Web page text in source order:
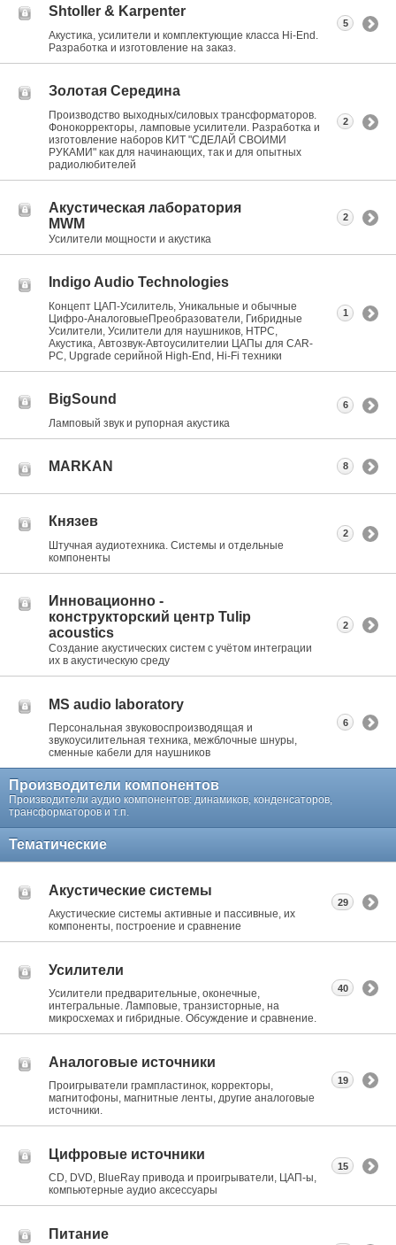
Shtoller & Karpenter
Акустика, усилители и комплектующие класса Hi-End.
Разработка и изготовление на заказ.
5
Золотая Середина
Производство выходных/силовых трансформаторов.
Фонокорректоры, ламповые усилители. Разработка и
изготовление наборов КИТ "СДЕЛАЙ СВОИМИ
РУКАМИ" как для начинающих, так и для опытных
радиолюбителей
2
Акустическая лаборатория
MWM
Усилители мощности и акустика
2
Indigo Audio Technologies
Концепт ЦАП-Усилитель, Уникальные и обычные
Цифро-АналоговыеПреобразователи, Гибридные
Усилители, Усилители для наушников, HTPC,
Акустика, Автозвук-Автоусилителии ЦАПы для CAR-
PC, Upgrade серийной High-End, Hi-Fi техники
1
BigSound
Ламповый звук и рупорная акустика
6
MARKAN 8
Князев
Штучная аудиотехника. Системы и отдельные
компоненты
2
Инновационно -
конструкторский центр Tulip
acoustics
Создание акустических систем с учётом интеграции
их в акустическую среду
2
MS audio laboratory
Персональная звуковоспроизводящая и
звукоусилительная техника, межблочные шнуры,
сменные кабели для наушников
6
Производители компонентов
Производители аудио компонентов: динамиков, конденсаторов,
трансформаторов и т.п.
Тематические
Акустические системы
Акустические системы активные и пассивные, их
компоненты, построение и сравнение
29
Усилители
Усилители предварительные, оконечные,
интегральные. Ламповые, транзисторные, на
микросхемах и гибридные. Обсуждение и сравнение.
40
Аналоговые источники
Проигрыватели грампластинок, корректоры,
магнитофоны, магнитные ленты, другие аналоговые
источники.
19
Цифровые источники
CD, DVD, BlueRay привода и проигрыватели, ЦАП-ы,
компьютерные аудио аксессуары
15
Питание